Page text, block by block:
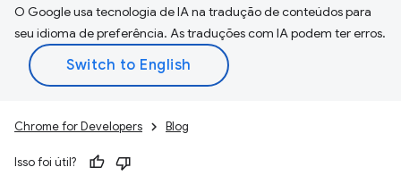
O Google usa tecnologia de IA na tradução de conteúdos para
seu idioma de preferência. As traduções com IA podem ter erros.
Chrome for Developers Blog
Isso foi útil?